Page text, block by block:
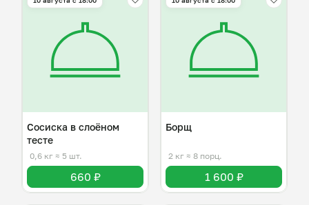
Сосиска в слоёном
тесте
0,6 кг ≈ 5 шт.
660 ₽
Борщ
2 кг ≈ 8 порц.
1 600 ₽